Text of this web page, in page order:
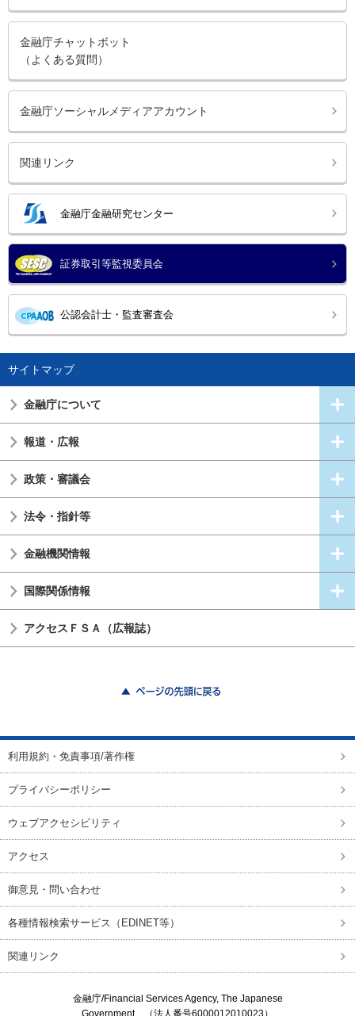
金融庁チャットボット
（よくある質問）
金融庁ソーシャルメディアアカウント
関連リンク
金融庁金融研究センター
証券取引等監視委員会
公認会計士・監査審査会
サイトマップ
金融庁について
報道・広報
政策・審議会
法令・指針等
金融機関情報
国際関係情報
アクセスＦＳＡ（広報誌）
利用規約・免責事項/著作権
プライバシーポリシー
ウェブアクセシビリティ
アクセス
御意見・問い合わせ
各種情報検索サービス（EDINET等）
関連リンク
金融庁/Financial Services Agency, The Japanese
Government（法人番号6000012010023）